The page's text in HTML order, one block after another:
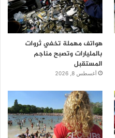
هواتف مهملة تخفي ثروات
بالمليارات وتصبح مناجم
المستقبل
أغسطس 8, 2026